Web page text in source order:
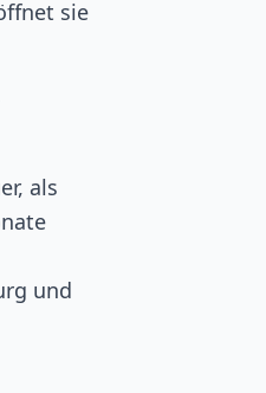
sie
als
und